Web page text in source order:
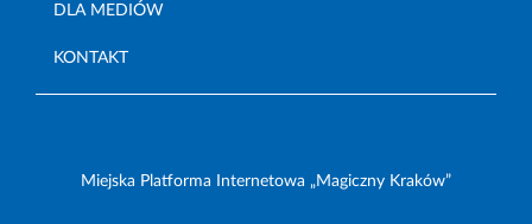
DLA MEDIÓW
KONTAKT
Miejska Platforma Internetowa „Magiczny Kraków”